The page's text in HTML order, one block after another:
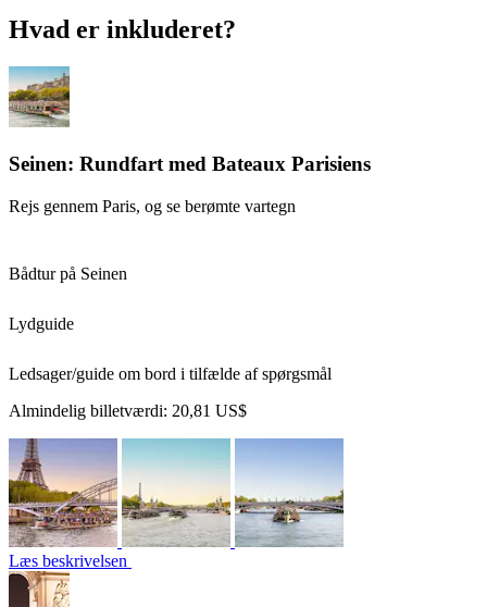
Hvad er inkluderet?
Seinen: Rundfart med Bateaux Parisiens
Rejs gennem Paris, og se berømte vartegn
Bådtur på Seinen
Lydguide
Ledsager/guide om bord i tilfælde af spørgsmål
Almindelig billetværdi: 20,81 US$
Læs beskrivelsen